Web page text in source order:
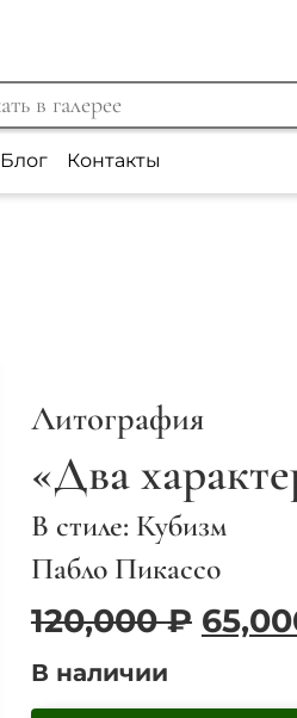
Блог Контакты
Литография
«Два
В стиле: Кубизм
Пабло Пикассо
120,000₽
В наличии